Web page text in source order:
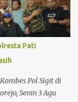
Dwi
Pati harus
memberikan
Hari Jadi di
Harus Terasa
Generasi
kualitas yang
melalui
Pati
Pol Sigit di
Senin 3 Agu